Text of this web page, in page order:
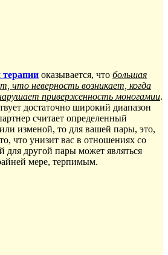
терапии оказывается, что большая
что неверность возникает, когда
приверженность моногамии.
достаточно широкий диапазон
считает определенный
изменой, то для вашей пары, это,
что унизит вас в отношениях со
другой пары может являться
мере, терпимым.